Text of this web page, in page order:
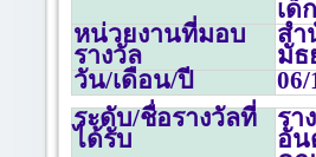
เด็
หน่วยงานที่มอบ
รางวัล
สำ
มัธ
วัน/เดือน/ปี
06/
ระดับ/ชื่อรางวัลที่
ได้รับ
ร
อั